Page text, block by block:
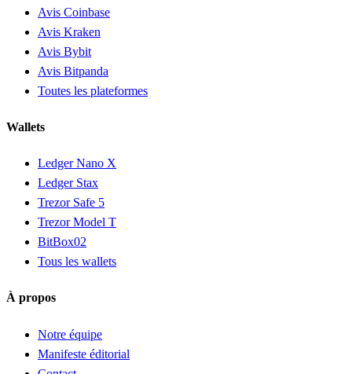
Avis Coinbase
Avis Kraken
Avis Bybit
Avis Bitpanda
Toutes les plateformes
Wallets
Ledger Nano X
Ledger Stax
Trezor Safe 5
Trezor Model T
BitBox02
Tous les wallets
À propos
Notre équipe
Manifeste éditorial